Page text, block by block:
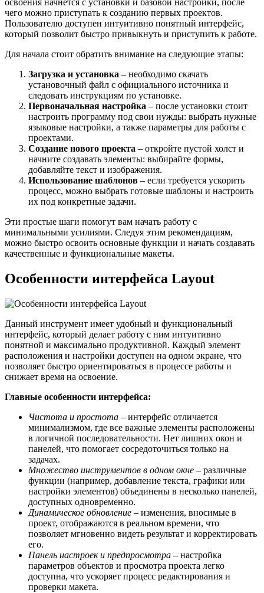
освоения начнется с установки и базовой настройки, после
чего можно приступать к созданию первых проектов.
Пользователю доступен интуитивно понятный интерфейс,
который позволит быстро привыкнуть и приступить к работе.
Для начала стоит обратить внимание на следующие этапы:
Загрузка и установка – необходимо скачать
установочный файл с официального источника и
следовать инструкциям по установке.
Первоначальная настройка – после установки стоит
настроить программу под свои нужды: выбрать нужные
языковые настройки, а также параметры для работы с
проектами.
Создание нового проекта – откройте пустой холст и
начните создавать элементы: выбирайте формы,
добавляйте текст и изображения.
Использование шаблонов – если требуется ускорить
процесс, можно выбрать готовые шаблоны и настроить
их под конкретные задачи.
Эти простые шаги помогут вам начать работу с
минимальными усилиями. Следуя этим рекомендациям,
можно быстро освоить основные функции и начать создавать
качественные и функциональные макеты.
Особенности интерфейса Layout
Данный инструмент имеет удобный и функциональный
интерфейс, который делает работу с ним интуитивно
понятной и максимально продуктивной. Каждый элемент
расположения и настройки доступен на одном экране, что
позволяет быстро ориентироваться в процессе работы и
снижает время на освоение.
Главные особенности интерфейса:
Чистота и простота – интерфейс отличается
минимализмом, где все важные элементы расположены
в логичной последовательности. Нет лишних окон и
панелей, что помогает сосредоточиться только на
задачах.
Множество инструментов в одном окне – различные
функции (например, добавление текста, графики или
настройки элементов) объединены в несколько панелей,
доступных одновременно.
Динамическое обновление – изменения, вносимые в
проект, отображаются в реальном времени, что
позволяет мгновенно видеть результат и корректировать
его.
Панель настроек и предпросмотра – настройка
параметров объектов и просмотра проекта легко
доступна, что ускоряет процесс редактирования и
проверки макета.